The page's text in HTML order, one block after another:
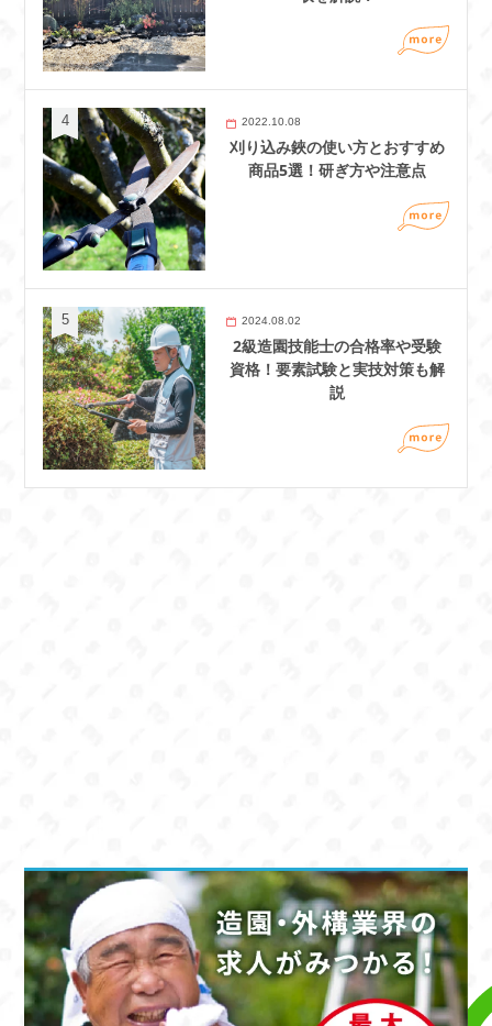
2022.10.08
刈り込み鋏の使い方とおすすめ
商品5選！研ぎ方や注意点
2024.08.02
2級造園技能士の合格率や受験
資格！要素試験と実技対策も解
説